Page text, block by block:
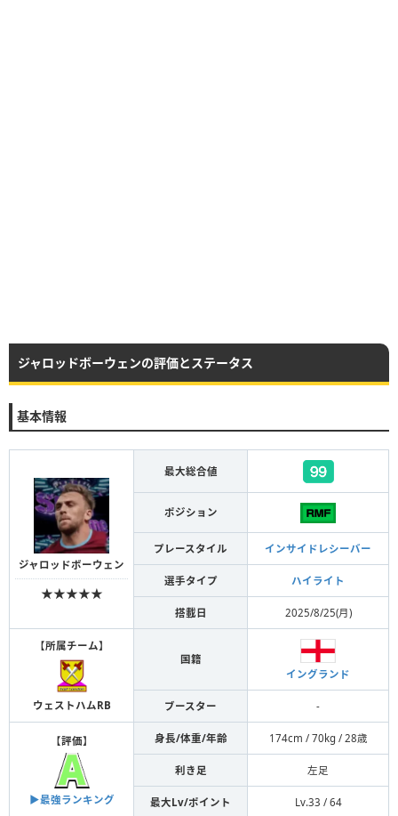
ジャロッドボーウェンの評価とステータス
基本情報
ジャロッドボーウェン
★★★★★
最大総合値
ポジション
プレースタイル インサイドレシーバー
選手タイプ ハイライト
搭載日 2025/8/25(月)
【所属チーム】
ウェストハムRB
国籍
イングランド
ブースター -
【評価】
▶︎最強ランキング
身長/体重/年齢 174cm / 70kg / 28歳
利き足 左足
最大Lv/ポイント Lv.33 / 64